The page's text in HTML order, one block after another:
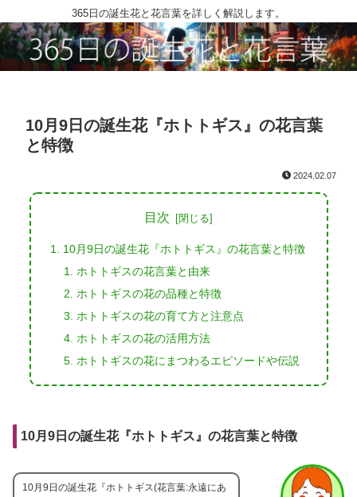
365日の誕生花と花言葉を詳しく解説します。
10月9日の誕生花『ホトトギス』の花言葉
と特徴
2024.02.07
目次
10月9日の誕生花『ホトトギス』の花言葉と特徴
ホトトギスの花言葉と由来
ホトトギスの花の品種と特徴
ホトトギスの花の育て方と注意点
ホトトギスの花の活用方法
ホトトギスの花にまつわるエピソードや伝説
10月9日の誕生花『ホトトギス』の花言葉と特徴
10月9日の誕生花『ホトトギス(花言葉:永遠にあ